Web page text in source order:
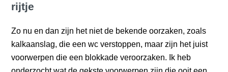
rijtje
Zo nu en dan zijn het niet de bekende oorzaken, zoals
kalkaanslag, die een wc verstoppen, maar zijn het juist
voorwerpen die een blokkade veroorzaken. Ik heb